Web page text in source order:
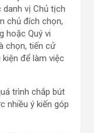
vị Chủ tịch
chủ đích chọn,
hoặc Quý vi
chọn, tiến cử
để làm việc
trình chắp bút
nhiều ý kiến góp